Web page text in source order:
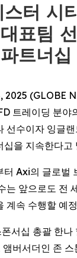
터 시
표팀
트너
2025 (GLOBE
트레이딩 분야
선수이자 잉글
십을 지속한다고
Axi의 글로벌
는 앞으로도 전
계속 수행할 예
서십 총괄 한나
버서더인 존